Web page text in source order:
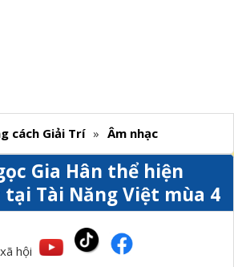
cách Giải Trí » Âm nhạc
Gia Hân thể hiện
Tài Năng Việt mùa 4
hội